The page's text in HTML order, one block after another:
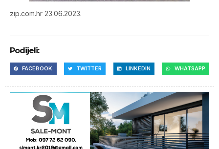
zip.com.hr 23.06.2023.
Podijeli:
FACEBOOK TWITTER LINKEDIN WHATSAPP